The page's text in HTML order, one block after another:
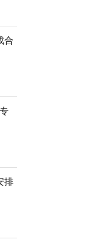
合
排